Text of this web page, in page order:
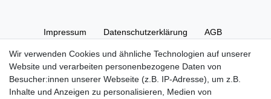
Wir verwenden Cookies und ähnliche Technologien auf unserer
Website und verarbeiten personenbezogene Daten von
Besucher:innen unserer Webseite (z.B. IP-Adresse), um z.B.
Inhalte und Anzeigen zu personalisieren, Medien von
Impressum Daten­schutz­erklärung AGB
Widerrufs­recht Vertrag widerrufen Kontakt